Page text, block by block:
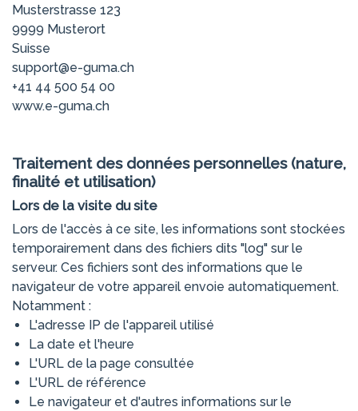
Musterstrasse 123
9999 Musterort
Suisse
support@e-guma.ch
+41 44 500 54 00
www.e-guma.ch
Traitement des données personnelles (nature,
finalité et utilisation)
Lors de la visite du site
Lors de l'accès à ce site, les informations sont stockées
temporairement dans des fichiers dits "log" sur le
serveur. Ces fichiers sont des informations que le
navigateur de votre appareil envoie automatiquement.
Notamment :
L'adresse IP de l'appareil utilisé
La date et l'heure
L'URL de la page consultée
L'URL de référence
Le navigateur et d'autres informations sur le